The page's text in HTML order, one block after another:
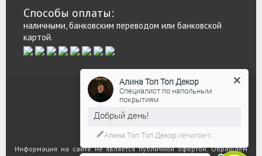
Способы оплаты:
наличными, банковским переводом или банковской
картой.
Информация на сайте не является публичной офертой. Обращаем
Алина Топ Топ Декор
Специалист по напольным
покрытиям
Добрый день!
Алина Топ Топ Декор печатает...